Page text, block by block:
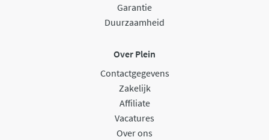
Garantie
Duurzaamheid
Over Plein
Contactgegevens
Zakelijk
Affiliate
Vacatures
Over ons